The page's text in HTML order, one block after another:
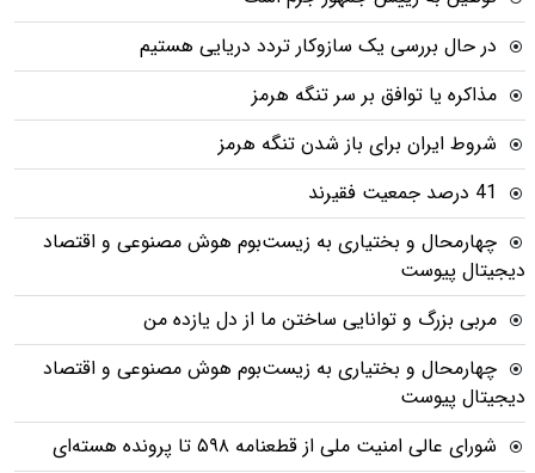
در حال بررسی یک سازوکار تردد دریایی هستیم
مذاکره یا توافق بر سر تنگه هرمز
شروط ایران برای باز شدن تنگه هرمز
41 درصد جمعیت فقیرند
چهارمحال و بختیاری به زیست‌بوم هوش مصنوعی و اقتصاد
دیجیتال پیوست
مربی بزرگ و توانایی ساختن ما از دل یازده من
چهارمحال و بختیاری به زیست‌بوم هوش مصنوعی و اقتصاد
دیجیتال پیوست
شورای عالی امنیت ملی از قطعنامه ۵۹۸ تا پرونده هسته‌ای